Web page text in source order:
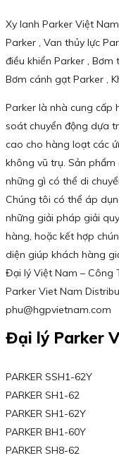
Xy lanh Parker Việt
Parker , Van thủy lực
điều khiển Parker , Bơm
Bơm cánh gạt Parker ,
Parker là nhà cung cấp
soát chuyển động dựa
cao cho hàng loạt các
không vũ trụ. Sản phẩm
những gì có thể di
Chúng tôi có thể áp
những giải pháp giải
hàng, hoặc kết hợp
diện giúp khách hàng
Đại lý Việt Nam – Công
Parker Viet Nam
phu@hgpvietnam.com
Đại lý Parker
PARKER SSH1-62Y
PARKER SH1-62
PARKER SH1-62Y
PARKER BH1-60Y
PARKER SH8-62